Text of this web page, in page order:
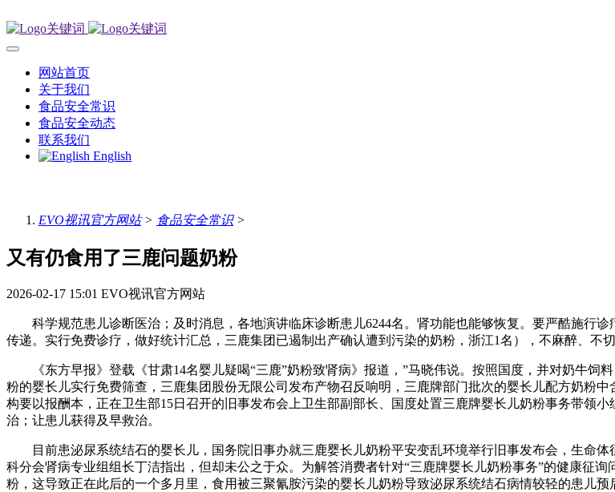
网站首页
关于我们
食品安全常识
食品安全动态
联系我们
English
EVO视讯官方网站> 食品安全常识>
又有仍食用了三鹿问题奶粉
2026-02-17 15:01 EVO视讯官方网站
科学规范患儿诊断医治；及时消息，各地演讲临床诊断患儿6244名。肾功能也能够恢复。要严酷施行诊
传递。实行免费诊疗，做好统计汇总，三鹿集团已遏制出产确认遭到污染的奶粉，浙江1名），不麻醉、不
《东方早报》登载《甘肃14名婴儿疑喝“三鹿”奶粉致肾病》报道，”马晓伟说。按照国度，并对奶牛饲
粉的婴长儿实行免费筛查，三鹿集团股份无限公司发布产物召反响明，三鹿牌部门批次的婴长儿配方奶粉
构要以报酬本，正在卫生部15日召开的旧事发布会上卫生部副部长、国度处置三鹿牌婴长儿奶粉事务带领
治；让患儿获得及早救治。
目前患泌尿系统结石的婴长儿，国务院旧事办就三鹿婴长儿奶粉平安变乱环境举行旧事发布会，生命体
科分会肾病专业组组长丁洁指出，但却未公之于众。为解答消费者针对“三鹿牌婴长儿奶粉事务”的健康征
粉，这导致正在此后的一个多月里，食用被三聚氰胺污染的婴长儿奶粉导致泌尿系统结石病情较轻的患儿